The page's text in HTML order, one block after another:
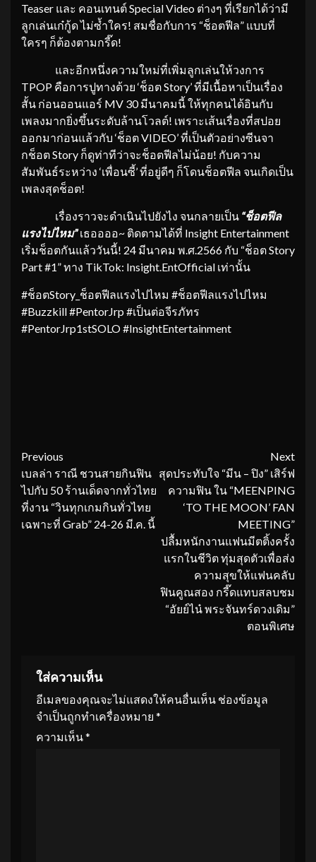
Teaser และ คอนเทนต์ Special Video ต่างๆ ที่เรียกได้ว่ามี
ลูกเล่นเก๋กู้ด ไม่ซ้ำใคร! สมชื่อกับการ “ช็อตฟีล” แบบที่
ใครๆ ก็ต้องตามกรี๊ด!
และอีกหนึ่งความใหม่ที่เพิ่มลูกเล่นให้วงการ
TPOP คือการปูทางด้วย ‘ช็อต Story’ ที่มีเนื้อหาเป็นเรื่อง
สั้น ก่อนออนแอร์ MV 30 มีนาคมนี้ ให้ทุกคนได้อินกับ
เพลงมากยิ่งขึ้นระดับล้านโวลต์! เพราะเส้นเรื่องที่สปอย
ออกมาก่อนแล้วกับ ‘ช็อต VIDEO’ ที่เป็นตัวอย่างซีนจา
กช็อต Story ก็ดูท่าทีว่าจะช็อตฟีลไม่น้อย! กับความ
สัมพันธ์ระหว่าง ‘เพื่อนซี้’ ที่อยู่ดีๆ ก็โดนช็อตฟีล จนเกิดเป็น
เพลงสุดช็อต!
เรื่องราวจะดำเนินไปยังไง จนกลายเป็น “ช็อตฟีล
แรงไปไหม”เธออออ~ ติดตามได้ที่ Insight Entertainment
เริ่มช็อตกันแล้ววันนี้! 24 มีนาคม พ.ศ.2566 กับ “ช็อต Story
Part #1” ทาง TikTok: Insight.EntOfficial เท่านั้น
#ช็อตStory_ช็อตฟีลแรงไปไหม #ช็อตฟีลแรงไปไหม
#Buzzkill #PentorJrp #เป็นต่อจีรภัทร
#PentorJrp1stSOLO #InsightEntertainment
Continue
Reading
Previous
เบลล่า ราณี ชวนสายกินฟิน
ไปกับ 50 ร้านเด็ดจากทั่วไทย
ที่งาน “วินทุกเกมกินทั่วไทย
เฉพาะที่ Grab” 24-26 มี.ค. นี้
Next
สุดประทับใจ “มีน – ปิง” เสิร์ฟ
ความฟิน ใน “MEENPING
‘TO THE MOON’ FAN
MEETING”
ปลื้มหนักงานแฟนมีตติ้งครั้ง
แรกในชีวิต ทุ่มสุดตัวเพื่อส่ง
ความสุขให้แฟนคลับ
ฟินคูณสอง กรี๊ดแทบสลบชม
“อัยย์ไน๋ พระจันทร์ดวงเดิม”
ตอนพิเศษ
ใส่ความเห็น
อีเมลของคุณจะไม่แสดงให้คนอื่นเห็น ช่องข้อมูล
จำเป็นถูกทำเครื่องหมาย *
ความเห็น*